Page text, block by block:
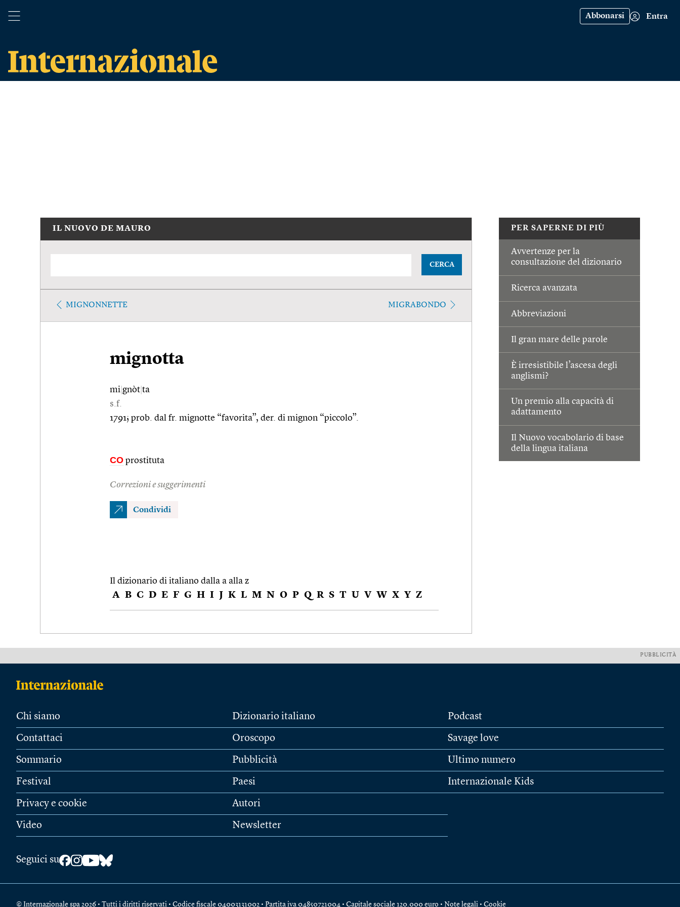
Abbonarsi Entra
PER SAPERNE DI PIÙ
Avvertenze per la
consultazione del dizionario
Ricerca avanzata
Abbreviazioni
Il gran mare delle parole
È irresistibile l’ascesa degli
anglismi?
Un premio alla capacità di
adattamento
Il Nuovo vocabolario di base
della lingua italiana
IL NUOVO DE MAURO
CERCA
MIGNONNETTE MIGRABONDO
mignotta
mi gnòt ta
s.f.
1791; prob. dal fr. mignotte “favorita”, der. di mignon “piccolo”.
CO prostituta
Correzioni e suggerimenti
Condividi
Il dizionario di italiano dalla a alla z
A B C D E F G H I J K L M N O P Q R S T U V W X Y Z
PUBBLICITÀ
Chi siamo
Contattaci
Sommario
Festival
Privacy e cookie
Video
Dizionario italiano
Oroscopo
Pubblicità
Paesi
Autori
Newsletter
Podcast
Savage love
Ultimo numero
Internazionale Kids
Seguici su
© Internazionale spa 2026 • Tutti i diritti riservati • Codice fiscale 04003131002 • Partita iva 04850721004 • Capitale sociale 120.000 euro • Note legali • Cookie